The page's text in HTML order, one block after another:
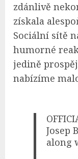
zdánlivě
získala
Sociální sítě
humorné
jedině
nabízíme
Josep
along